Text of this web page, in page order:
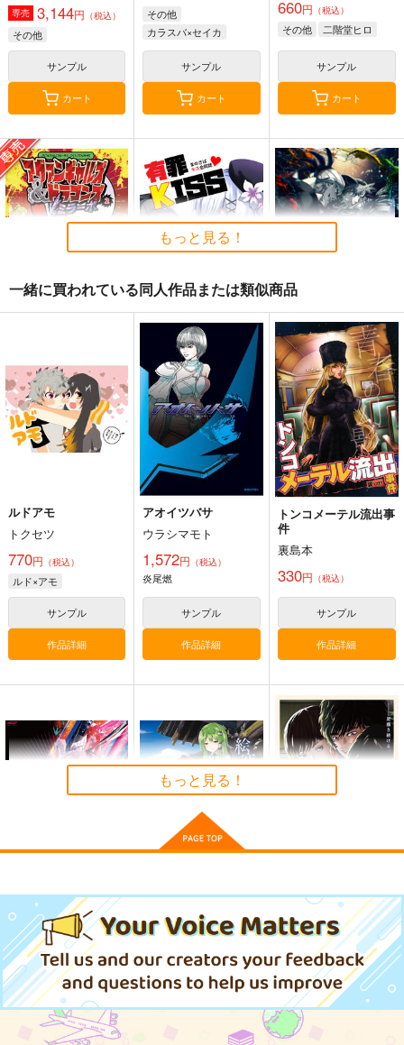
専売 3,144円 （税込）
その他
サンプル
カート
その他
カラスバ×セイカ
サンプル
カート
660円 （税込）
その他 二階堂ヒロ
サンプル
カート
キヅタ荘
専売 1,100円 （税込）
その他
コルサ
ハッサク
ミラーボ
有罪KISS～まのさば
キス合同誌～
ぽにゃあん
770円（税込）
その他
サンプル
カート
一途【完全特装版】
人生あの日まで君と競
走
8,561円 （税込）
その他
キバナ
ダンデ
マサル
サンプル
カート
スマホに凸っただけな
のに
トッケビ
カート
横：オリビエ乳寄せ
_BD2(HanhChu)_sB2
タペストリー
くわい屋
（税込）
その他 オリビエ
作品詳細
ポケッ●モン●ター ス
カーレット・バイオレ
モ-160X50cm抱き枕
作品詳細
もっと見る！
一緒に買われている同人作品または類似商品
ルドアモ
トクセツ
770円 （税込）
ルド×アモ
サンプル
作品詳細
アオイツバサ
ウラシマモト
1,572円 （税込）
炎尾燃
サンプル
作品詳細
トンコメーテル流出事
件
裏島本
330円 （税込）
サンプル
作品詳細
Feline Groove
2,090円（税込）
サンプル
作品詳細
1,572円（税込）
サンプル
ウラシマモト
1,572円 （税込）
サンプル
作品詳細
もっと見る！